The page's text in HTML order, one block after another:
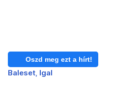
Oszd meg ezt a hírt!
Baleset Igal